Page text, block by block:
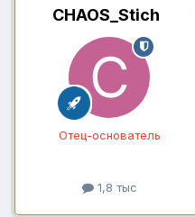
CHAOS_Stich
Отец-основатель
1,8 тыс